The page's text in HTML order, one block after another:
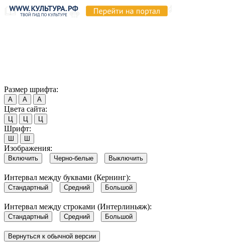
Размер шрифта:
А А А
Цвета сайта:
Ц Ц Ц
Шрифт:
Ш Ш
Изображения:
Включить Черно-белые Выключить
Интервал между буквами (Кернинг):
Стандартный Средний Большой
Интервал между строками (Интерлиньяж):
Стандартный Средний Большой
Вернуться к обычной версии